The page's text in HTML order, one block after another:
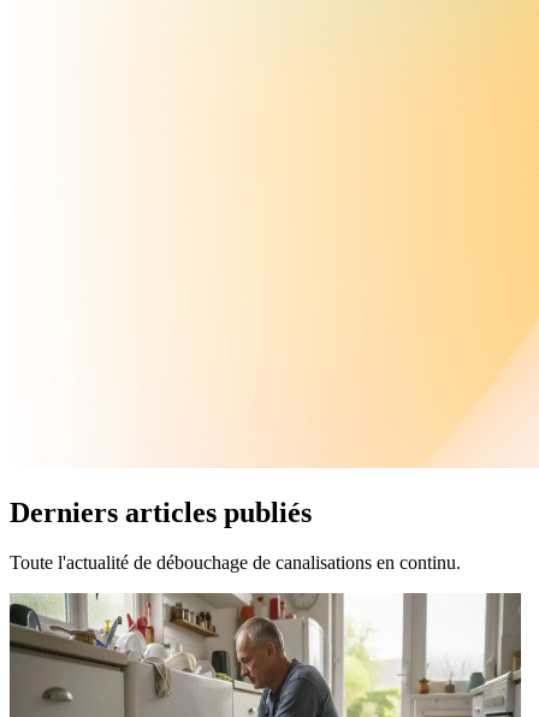
Derniers articles publiés
Toute l'actualité de débouchage de canalisations en continu.